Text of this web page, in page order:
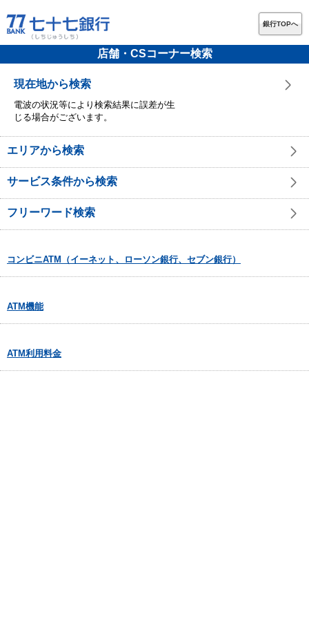
銀行TOPへ
店舗・CSコーナー検索
現在地から検索
電波の状況等により検索結果に誤差が生
じる場合がございます。
エリアから検索
サービス条件から検索
フリーワード検索
コンビニATM（イーネット、ローソン銀行、セブン銀行）
ATM機能
ATM利用料金